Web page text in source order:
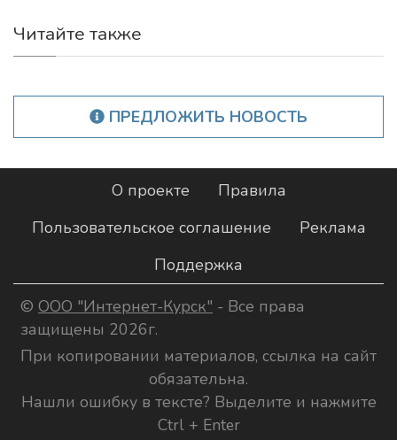
Читайте также
ПРЕДЛОЖИТЬ НОВОСТЬ
О проекте
Правила
Пользовательское соглашение
Реклама
Поддержка
© ООО "Интернет-Курск" - Все права
защищены 2026г.
При копировании материалов, ссылка на сайт
обязательна.
Нашли ошибку в тексте? Выделите и нажмите
Ctrl + Enter